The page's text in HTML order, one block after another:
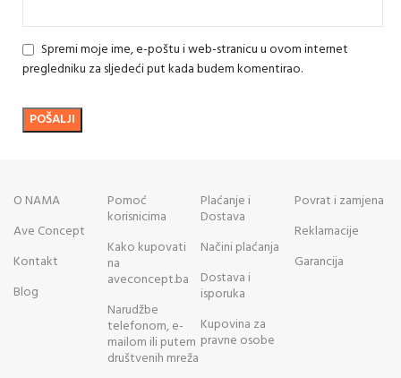
Spremi moje ime, e-poštu i web-stranicu u ovom internet
pregledniku za sljedeći put kada budem komentirao.
O NAMA
Ave Concept
Kontakt
Blog
Pomoć
korisnicima
Kako kupovati
na
aveconcept.ba
Narudžbe
telefonom, e-
mailom ili putem
društvenih mreža
Plaćanje i
Dostava
Načini plaćanja
Dostava i
isporuka
Kupovina za
pravne osobe
Povrat i zamjena
Reklamacije
Garancija